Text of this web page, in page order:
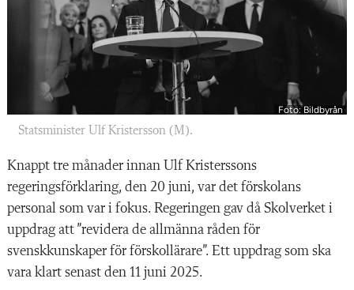
Foto: Bildbyrån
Statsminister Ulf Kristersson (M).
Knappt tre månader innan Ulf Kristerssons
regeringsförklaring, den 20 juni, var det förskolans
personal som var i fokus. Regeringen gav då Skolverket i
uppdrag att ”revidera de allmänna råden för
svenskkunskaper för förskollärare”. Ett uppdrag som ska
vara klart senast den 11 juni 2025.